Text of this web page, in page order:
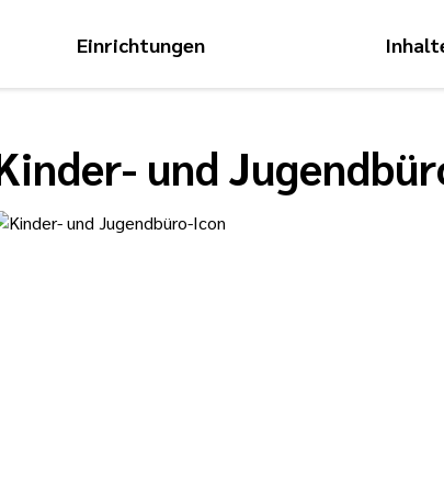
Einrichtungen
und